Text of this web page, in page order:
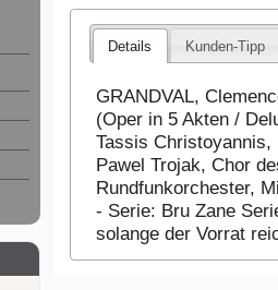
Details Kunden-Tipp
GRANDVAL,
(Oper in 5 Akten /
Tassis
Pawel Trojak, Chor
Rundfunkorchester,
- Serie: Bru Zane
solange der Vorrat